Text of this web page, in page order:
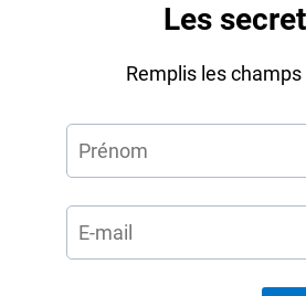
Les
Remplis les